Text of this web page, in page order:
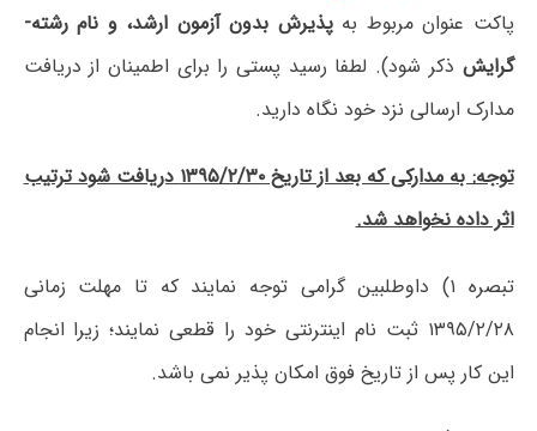
پاکت عنوان مربوط بهپذیرش بدون آزمون ارشد، و نام رشته-
گرایش ذکر شود). لطفا رسید پستی را برای اطمینان از دریافت
مدارک ارسالی نزد خود نگاه دارید.
توجه: به مدارکی که بعد از تاریخ ۱۳۹۵/۲/۳۰ دریافت شود ترتیب
اثر داده نخواهد شد.
تبصره ۱) داوطلبین گرامی توجه نمایند که تا مهلت زمانی
۱۳۹۵/۲/۲۸ ثبت نام اینترنتی خود را قطعی نمایند؛ زیرا انجام
این کار پس از تاریخ فوق امکان پذیر نمی باشد.